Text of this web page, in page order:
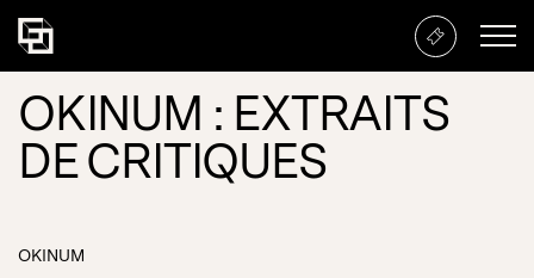
OKINUM : EXTRAITS
DE CRITIQUES
OKINUM